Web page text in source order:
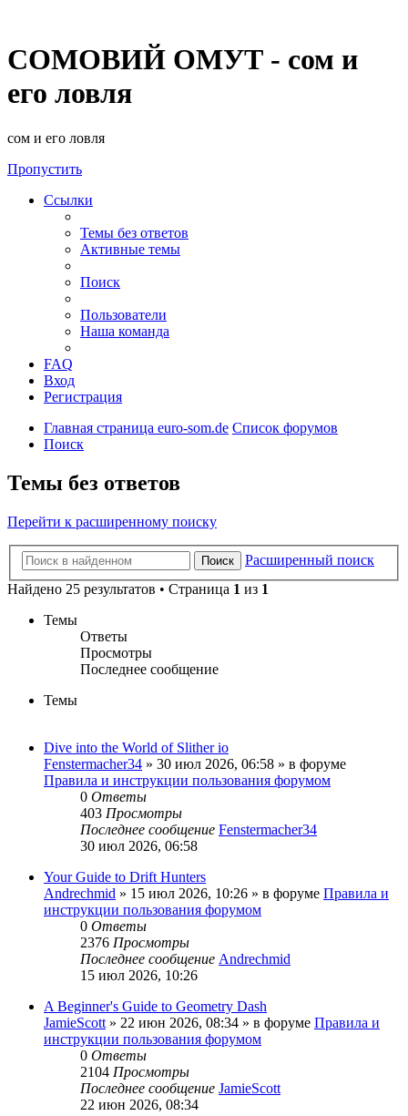
СОМОВИЙ ОМУТ - сом и
его ловля
сом и его ловля
Пропустить
Ссылки
Темы без ответов
Активные темы
Поиск
Пользователи
Наша команда
FAQ
Вход
Регистрация
Главная страница euro-som.de Список форумов
Поиск
Темы без ответов
Перейти к расширенному поиску
Поиск
Расширенный поиск
Найдено 25 результатов • Страница 1 из 1
Темы
Ответы
Просмотры
Последнее сообщение
Темы
Dive into the World of Slither io
Fenstermacher34 » 30 июл 2026, 06:58 » в форуме
Правила и инструкции пользования форумом
0 Ответы
403 Просмотры
Последнее сообщение Fenstermacher34
30 июл 2026, 06:58
Your Guide to Drift Hunters
Andrechmid » 15 июл 2026, 10:26 » в форуме Правила и
инструкции пользования форумом
0 Ответы
2376 Просмотры
Последнее сообщение Andrechmid
15 июл 2026, 10:26
A Beginner's Guide to Geometry Dash
JamieScott » 22 июн 2026, 08:34 » в форуме Правила и
инструкции пользования форумом
0 Ответы
2104 Просмотры
Последнее сообщение JamieScott
22 июн 2026, 08:34